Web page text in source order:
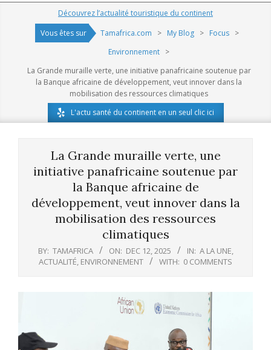
Navigation
Découvrez l’actualité touristique du continent
Vous êtes sur
Tamafrica.com > My Blog > Focus >
Environnement >
La Grande muraille verte, une initiative panafricaine soutenue par
la Banque africaine de développement, veut innover dans la
mobilisation des ressources climatiques
L'actu santé du continent en un seul clic ici
La Grande muraille verte, une
initiative panafricaine soutenue par
la Banque africaine de
développement, veut innover dans la
mobilisation des ressources
climatiques
BY: TAMAFRICA ON: DEC 12, 2025 IN: A LA UNE,
ACTUALITÉ, ENVIRONNEMENT WITH: 0 COMMENTS